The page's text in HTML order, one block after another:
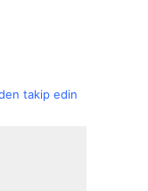
takip edin